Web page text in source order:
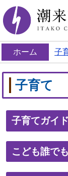
ホーム 子
子育て
子育てガイ
こども誰で